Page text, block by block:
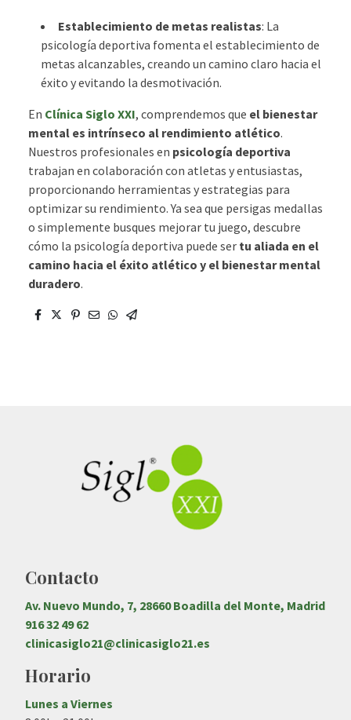
Establecimiento de metas realistas: La
psicología deportiva fomenta el establecimiento de
metas alcanzables, creando un camino claro hacia el
éxito y evitando la desmotivación.
En Clínica Siglo XXI, comprendemos que el bienestar
mental es intrínseco al rendimiento atlético.
Nuestros profesionales en psicología deportiva
trabajan en colaboración con atletas y entusiastas,
proporcionando herramientas y estrategias para
optimizar su rendimiento. Ya sea que persigas medallas
o simplemente busques mejorar tu juego, descubre
cómo la psicología deportiva puede ser tu aliada en el
camino hacia el éxito atlético y el bienestar mental
duradero.
Contacto
Av. Nuevo Mundo, 7, 28660 Boadilla del Monte, Madrid
916 32 49 62
clinicasiglo21@clinicasiglo21.es
Horario
Lunes a Viernes